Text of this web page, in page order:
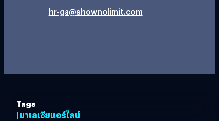
hr-ga@shownolimit.com
Tags
| มาเลเซียแอร์ไลน์